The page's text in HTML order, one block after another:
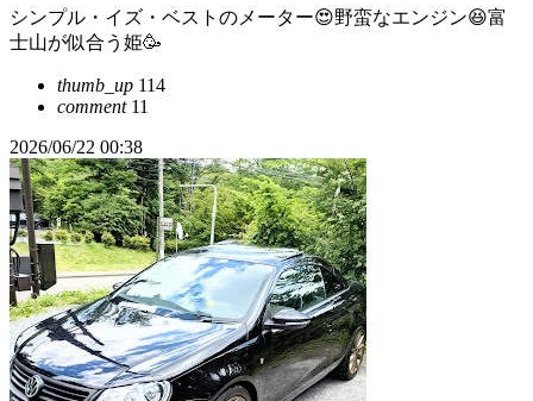
シンプル・イズ・ベストのメーター😍野蛮なエンジン😆富
士山が似合う姫🥳
thumb_up 114
comment11
2026/06/22 00:38